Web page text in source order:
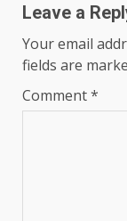
Leave a
Your email
fields are
Comment*